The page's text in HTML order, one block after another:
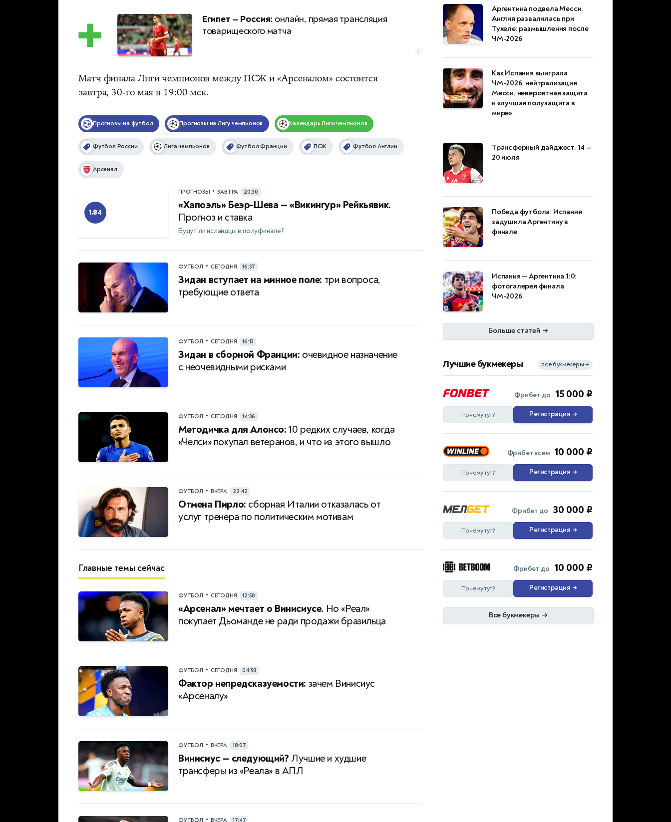
Египет — Россия: онлайн, прямая трансляция
товарищеского матча
Матч финала Лиги чемпионов между ПСЖ и «Арсеналом» состоится
завтра, 30-го мая в 19:00 мск.
Прогнозы на футбол Прогнозы на Лигу чемпионов КалендарьЛиги чемпионов
Футбол России Лига чемпионов Футбол Франции ПСЖ Футбол Англии
Арсенал
1.84
ПРОГНОЗЫ • ЗАВТРА 20:30
«Хапоэль» Беэр-Шева — «Викингур» Рейкьявик.
Прогноз и ставка
Будут ли исландцы в полуфинале?
ФУТБОЛ • СЕГОДНЯ 16:37
Зидан вступает на минное поле: три вопроса,
требующие ответа
ФУТБОЛ • СЕГОДНЯ 16:13
Зидан в сборной Франции: очевидное назначение
с неочевидными рисками
ФУТБОЛ • СЕГОДНЯ 14:36
Методичка для Алонсо: 10 редких случаев, когда
«Челси» покупал ветеранов, и что из этого вышло
ФУТБОЛ • ВЧЕРА 22:42
Отмена Пирло: сборная Италии отказалась от
услуг тренера по политическим мотивам
Главные темы сейчас
ФУТБОЛ • СЕГОДНЯ 12:50
«Арсенал» мечтает о Винисиусе. Но «Реал»
покупает Дьоманде не ради продажи бразильца
ФУТБОЛ • СЕГОДНЯ 04:58
Фактор непредсказуемости: зачем Винисиус
«Арсеналу»
ФУТБОЛ • ВЧЕРА 18:07
Винисиус — следующий? Лучшие и худшие
трансферы из «Реала» в АПЛ
ФУТБОЛ • ВЧЕРА 17:47
Аргентина подвела Месси,
Англия развалилась при
Тухеле: размышления после
ЧМ-2026
Как Испания выиграла
ЧМ-2026: нейтрализация
Месси, невероятная защита
и «лучшая полузащита в
мире»
Трансферный дайджест. 14 —
20 июля
Победа футбола: Испания
задушила Аргентину в
финале
Испания — Аргентина 1:0:
фотогалерея финала
ЧМ-2026
Больше статей →
Лучшие букмекеры все букмекеры →
Фрибет до 15 000 ₽
Почему тут? Регистрация →
Фрибет всем 10 000 ₽
Почему тут? Регистрация →
Фрибет до 30 000 ₽
Почему тут? Регистрация →
Фрибет до 10 000 ₽
Почему тут? Регистрация →
Все букмекеры →